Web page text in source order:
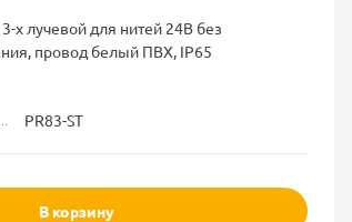
х лучевой для нитей 24В без
провод белый ПВХ, IP65
PR83-ST
В корзину